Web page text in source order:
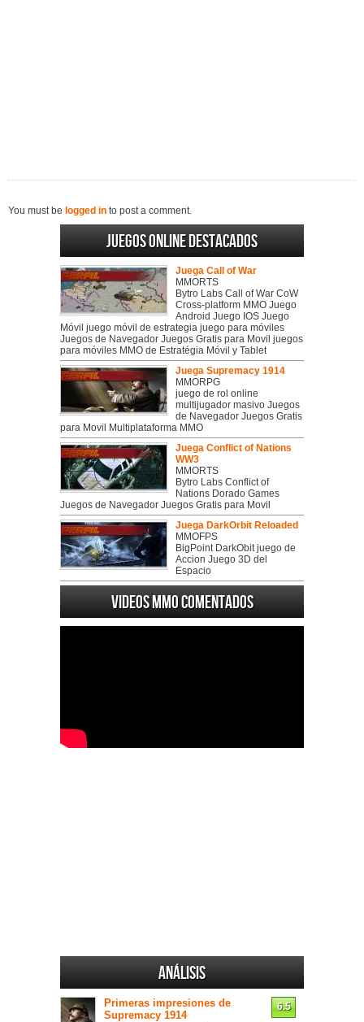
You must be logged in to post a comment.
Juegos online destacados
Juega Call of War
MMORTS
Bytro Labs Call of War CoW
Cross-platform MMO Juego
Android Juego IOS Juego
Móvil juego móvil de estrategia juego para móviles
Juegos de Navegador Juegos Gratis para Movil juegos
para móviles MMO de Estratégia Móvil y Tablet
Juega Supremacy 1914
MMORPG
juego de rol online
multijugador masivo Juegos
de Navegador Juegos Gratis
para Movil Multiplataforma MMO
Juega Conflict of Nations
WW3
MMORTS
Bytro Labs Conflict of
Nations Dorado Games
Juegos de Navegador Juegos Gratis para Movil
Juega DarkOrbit Reloaded
MMOFPS
BigPoint DarkObit juego de
Accion Juego 3D del
Espacio
Videos MMO Comentados
Análisis
Primeras impresiones de
Supremacy 1914
6.5